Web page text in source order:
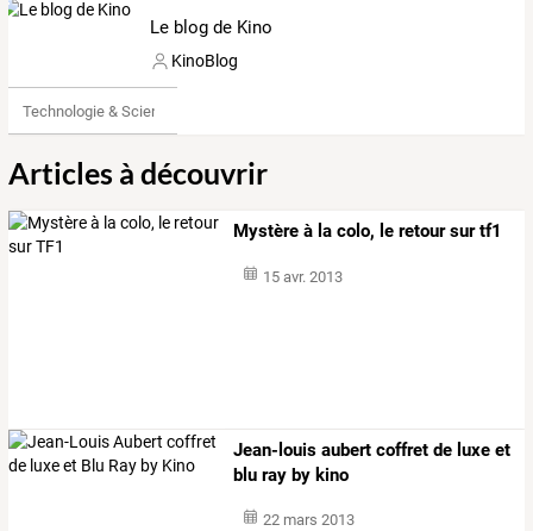
Le blog de Kino
KinoBlog
Technologie & Science
Articles à découvrir
Mystère à la colo, le retour sur tf1
15 avr. 2013
Jean-louis aubert coffret de luxe et
blu ray by kino
22 mars 2013